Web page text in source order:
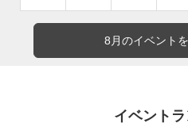
8月のイベント
イベント